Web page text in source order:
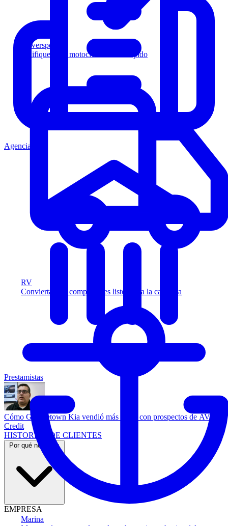
Powersports
Califique a los motociclistas más rápido
RV
Convierta más compradores listos para la carretera
Marina
Agencia
Prestamistas
Cómo Georgetown Kia vendió más autos con prospectos de AVA
Credit
HISTORIAS DE CLIENTES
Por qué nosotros
EMPRESA